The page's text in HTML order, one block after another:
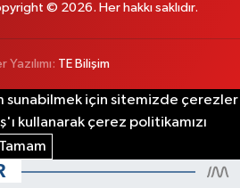
© 2026. Her hakkı saklıdır.
Yazılımı: TE Bilişim
sunabilmek için sitemizde çerezler
kullanarak çerez politikamızı
Tamam